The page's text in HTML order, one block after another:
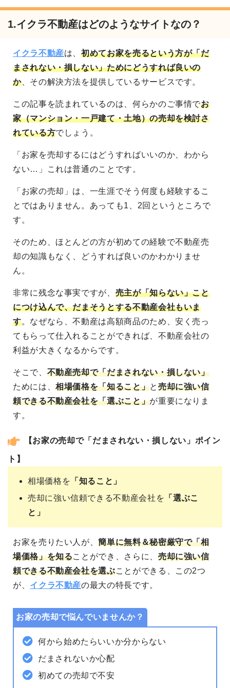
1.イクラ不動産はどのようなサイトなの？
イクラ不動産は、初めてお家を売るという方が「だ
まされない・損しない」ためにどうすれば良いの
か、その解決方法を提供しているサービスです。
この記事を読まれているのは、何らかのご事情でお
家（マンション・一戸建て・土地）の売却を検討さ
れている方でしょう。
「お家を売却するにはどうすればいいのか、わから
ない…」これは普通のことです。
「お家の売却」は、一生涯でそう何度も経験するこ
とではありません。あっても1、2回というところで
す。
そのため、ほとんどの方が初めての経験で不動産売
却の知識もなく、どうすれば良いのかわかりませ
ん。
非常に残念な事実ですが、 売主が「知らない」こと
につけ込んで、だまそうとする不動産会社もいま
す。なぜなら、不動産は高額商品のため、安く売っ
てもらって仕入れることができれば、不動産会社の
利益が大きくなるからです。
そこで、 不動産売却で「だまされない・損しない」
ためには、相場価格を「知ること」と 売却に強い信
頼できる不動産会社を「選ぶこと」が重要になりま
す。
【お家の売却で「だまされない・損しない」ポイン
ト】
相場価格を 「知ること」
売却に強い信頼できる不動産会社を 「選ぶこ
と」
お家を売りたい人が、簡単に無料＆秘密厳守で「相
場価格」を知ることができ、さらに、 売却に強い信
頼できる不動産会社を選ぶことができる、この2つ
が、 イクラ不動産の最大の特長です。
お家の売却で悩んでいませんか？
何から始めたらいいか分からない
だまされないか心配
初めての売却で不安